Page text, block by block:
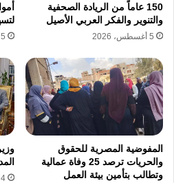
وتعكس هذه الخطوة توجهًا
التعدين إلى أحد روافد النمو
الاعتماد على بيانات حديثة
مخاطر الاستثمار وتفتح
أعمال الاستكشاف خلال
150 عاماً من الريادة الصحفية
والتنوير والفكر العربي الأصيل
5 أغسطس، 2026 5 أغسطس، 2026
المفوضية المصرية للحقوق
والحريات ترصد 25 وفاة عمالية
وتطالب بتأمين بيئة العمل
4 أغسطس، 2026